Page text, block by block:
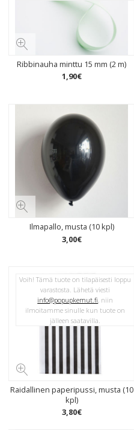
Ribbinauha minttu 15 mm (2 m)
1,90€
Ilmapallo, musta (10 kpl)
3,00€
Raidallinen paperipussi, musta (10
kpl)
3,80€
Voih! Tämä tuote on tilapäisesti loppu
varastosta. Lähetä viesti
info@popupkemut.fi, niin
ilmoitamme sinulle kun tuote on
jälleen saatavilla.